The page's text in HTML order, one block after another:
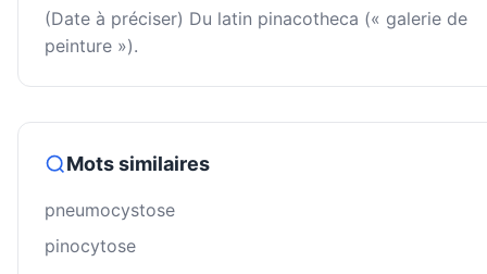
(Date à préciser) Du latin pinacotheca (« galerie de
peinture »).
Mots similaires
pneumocystose
pinocytose